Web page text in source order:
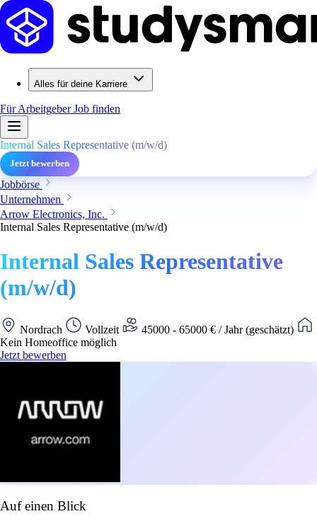
Alles für deine Karriere
Für ArbeitgeberJob finden
Internal Sales Representative (m/w/d)
Jetzt bewerben
Jobbörse
Unternehmen
Arrow Electronics, Inc.
Internal Sales Representative (m/w/d)
Internal Sales Representative
(m/w/d)
Nordrach Vollzeit
45000 - 65000 € / Jahr (geschätzt)
Kein Homeoffice möglich
Jetzt bewerben
Auf einen Blick